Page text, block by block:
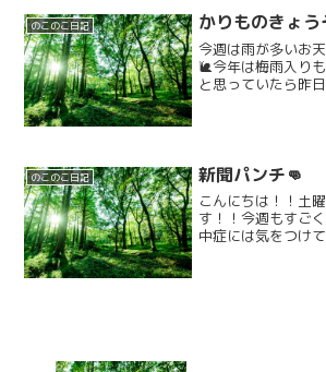
のこのこ日記 かりものきょう
今週は雨が多いお
🐌今年は梅雨入り
と思っていたら昨
のこのこ日記 新聞パンチ👊
こんにちは！！土
す！！今週もすご
中症には気をつけ